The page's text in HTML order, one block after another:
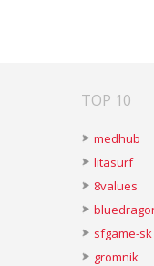
TOP 10
medhub
litasurf
8values
sfgame-sk
gromnik